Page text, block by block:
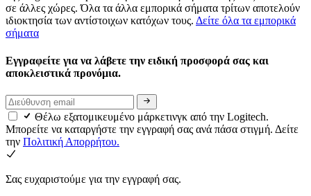
σε άλλες χώρες. Όλα τα άλλα εμπορικά σήματα τρίτων αποτελούν
ιδιοκτησία των αντίστοιχων κατόχων τους. Δείτε όλα τα εμπορικά
σήματα
Εγγραφείτε για να λάβετε την ειδική προσφορά σας και
αποκλειστικά προνόμια.
Θέλω εξατομικευμένο μάρκετινγκ από την Logitech.
Μπορείτε να καταργήστε την εγγραφή σας ανά πάσα στιγμή. Δείτε
την Πολιτική Απορρήτου.
Σας ευχαριστούμε για την εγγραφή σας.